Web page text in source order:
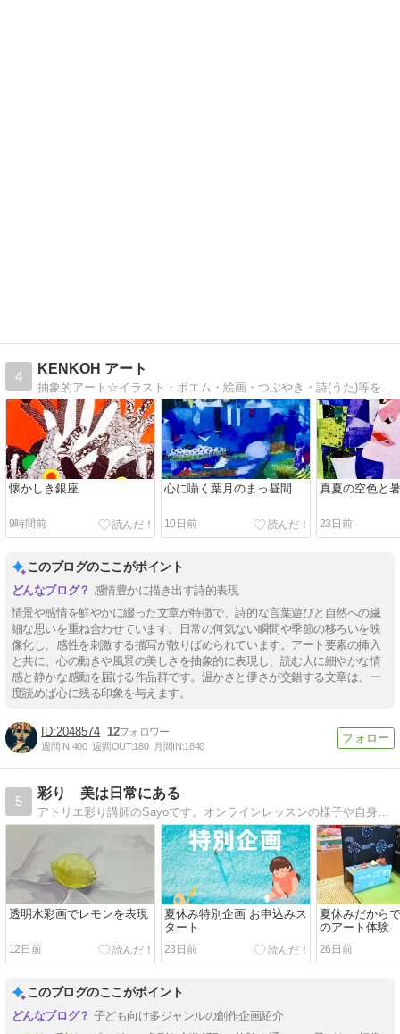
4
KENKOH アート
懐かしき銀座
9時間前
心に囁く葉月のまっ昼間
10日前
真夏の空色と
23日前
このブログのここがポイント
感情豊かに描き出す詩的表現
情景や感情を鮮やかに綴った文章が特徴で、詩的な言葉遊びと自然への繊
細な思いを重ね合わせています。日常の何気ない瞬間や季節の移ろいを映
像化し、感性を刺激する描写が散りばめられています。アート要素の挿入
と共に、心の動きや風景の美しさを抽象的に表現し、読む人に細やかな情
感と静かな感動を届ける作品群です。温かさと儚さが交錯する文章は、一
度読めば心に残る印象を与えます。
2048574 12
週間IN:400 週間OUT:180 月間IN:1840
5
彩り 美は日常にある
アトリエ彩り講師のSayoです。オンラインレッスンの様子や自身の制作の様子を載せています。子育てを機に、制作や美術を学んできた経験、絵の描き方、画材などについて発信していきます。
透明水彩画でレモンを表現
12日前
夏休み特別企画 お申込みス
タート
23日前
夏休みだから
のアート体験
26日前
このブログのここがポイント
子ども向け多ジャンルの創作企画紹介